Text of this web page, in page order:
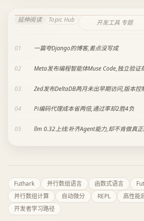
延伸阅读 Topic Hub 开发工具 专题
01 一篇夸Django的博客,差点没写成
02 Meta发布编程智能体Muse Code,独立验证
03 Zed发布DeltaDB两月未出早期访问,版本
04 Pi编码代理成本省两倍,通过率却2胜4负
05 llm 0.32上线:补齐Agent能力,却不肯做真
Futhark 并行数组语言 函数式语言
并行数组计算
自动微分 REPL 高性能
开发者学习路径